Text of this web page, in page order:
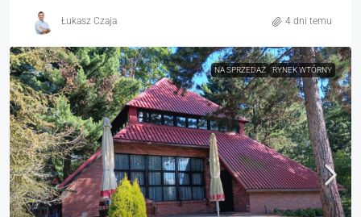
Łukasz Czaja 4 dni temu
NA SPRZEDAŻ RYNEK WTÓRNY